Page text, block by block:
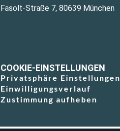
Fasolt-Straße 7, 80639 München
COOKIE-EINSTELLUNGEN
Privatsphäre Einstellungen
Einwilligungsverlauf
Zustimmung aufheben